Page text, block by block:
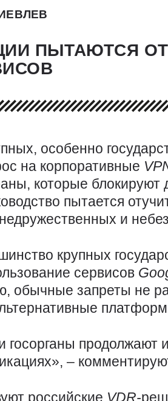
ПЫТАЮТСЯ
особенно
на корпоративные
которые блокируют
пытается
и
крупных
сервисов
обычные запреты не
госорганы продолжают
–
российские VDR-